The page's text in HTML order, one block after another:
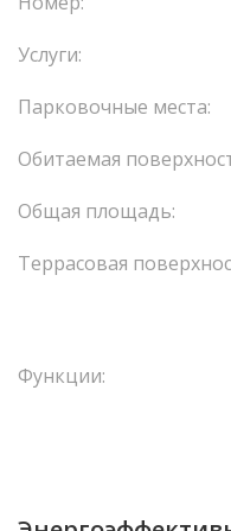
котлом с конденсацией.
К квартире прилагается
En collaboration avec : SAS
Услуги:
Парковочные места:
Обитаемая
Общая площадь:
Террасовая
Функции: